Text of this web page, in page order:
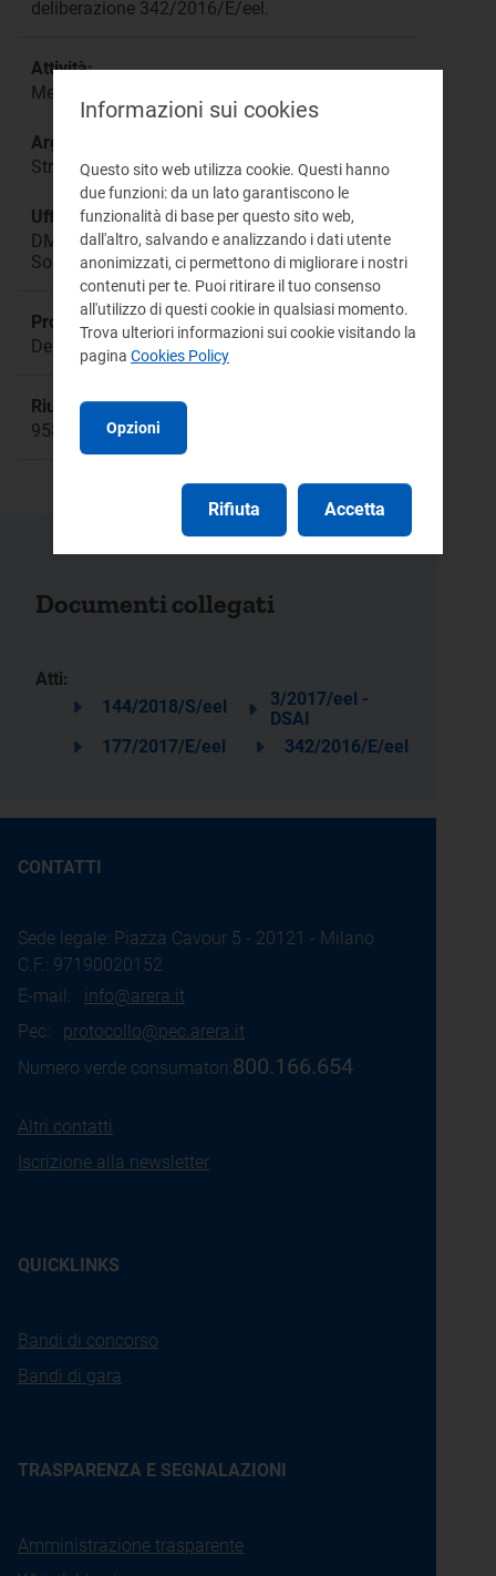
deliberazione 342/2016/E/eel.
Attività:
Mercato all’ingrosso
Argomento:
Strategie di programmazione e offerta degli UDD
Ufficio responsabile:
DMEA Direzione Mercati Energia all'Ingrosso e
Sostenibilità Ambientale
Procedimento:
Deliberazione 342/2016/E/eel
Riunione:
958
Documenti collegati
Atti:
144/2018/S/eel
3/2017/eel -
DSAI
177/2017/E/eel
342/2016/E/eel
CONTATTI
Sede legale: Piazza Cavour 5 - 20121 - Milano
C.F.: 97190020152
E-mail: info@arera.it
Pec: protocollo@pec.arera.it
Numero verde consumatori:800.166.654
Altri contatti
Iscrizione alla newsletter
QUICKLINKS
Bandi di concorso
Bandi di gara
TRASPARENZA E SEGNALAZIONI
Amministrazione trasparente
Informazioni sui cookies
Questo sito web utilizza cookie. Questi hanno
due funzioni: da un lato garantiscono le
funzionalità di base per questo sito web,
dall'altro, salvando e analizzando i dati utente
anonimizzati, ci permettono di migliorare i nostri
contenuti per te. Puoi ritirare il tuo consenso
all'utilizzo di questi cookie in qualsiasi momento.
Trova ulteriori informazioni sui cookie visitando la
pagina Cookies Policy
Opzioni
Rifiuta Accetta